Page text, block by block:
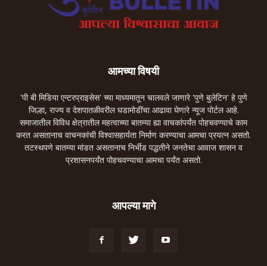
आमच्या विषयी
'पी बी मिडिया एन्टरप्राइसेस' च्या माध्यमातून चालवले जाणारे 'पुणे बुलेटिन' हे पुणे
जिल्हा, राज्य व देशपातळीवरील घडामोडींचा आढावा घेणारे न्यूज पोर्टल आहे.
समाजातील विविध क्षेत्रातील महत्वाच्या बातम्या ह्या वाचकांपर्यंत पोहचवण्याचे काम
करत असतानाच वाचनकांची विश्वासहार्यता निर्माण करण्याचा आमचा प्रयत्न असतो.
तटस्थपणे बातम्या मांडत असतानाच निर्भीड पद्धतीने जनतेचा आवाज शासन व
प्रशासनपर्यंत पोहचवण्याचा आमचा पर्यंत असतो.
आपल्या मागे